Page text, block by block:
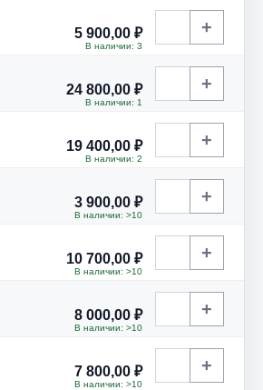
5 900,00 ₽
В наличии: 3
+
24 800,00 ₽
В наличии: 1
+
19 400,00 ₽
В наличии: 2
+
3 900,00 ₽
В наличии: >10
+
10 700,00 ₽
В наличии: >10
+
8 000,00 ₽
В наличии: >10
+
7 800,00 ₽
В наличии: >10
+